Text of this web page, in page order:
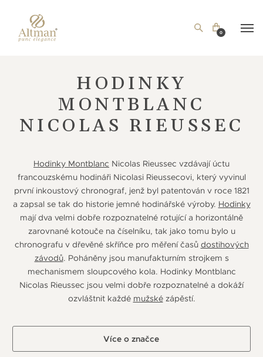
0
HODINKY
MONTBLANC
NICOLAS RIEUSSEC
Hodinky Montblanc Nicolas Rieussec vzdávají úctu
francouzskému hodináři Nicolasi Rieussecovi, který vyvinul
první inkoustový chronograf, jenž byl patentován v roce 1821
a zapsal se tak do historie jemné hodinářské výroby. Hodinky
mají dva velmi dobře rozpoznatelné rotující a horizontálně
zarovnané kotouče na číselníku, tak jako tomu bylo u
chronografu v dřevěné skříňce pro měření časů dostihových
závodů. Poháněny jsou manufakturním strojkem s
mechanismem sloupcového kola. Hodinky Montblanc
Nicolas Rieussec jsou velmi dobře rozpoznatelné a dokáží
ozvláštnit každé mužskézápěstí.
Více o značce